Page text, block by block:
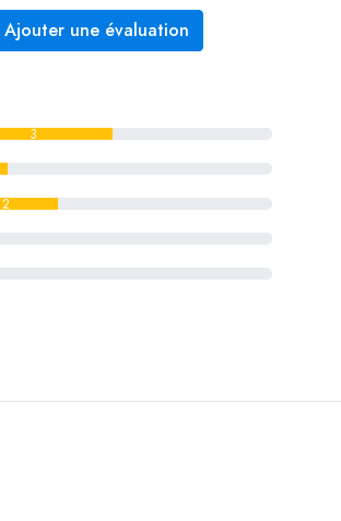
Ajouter une évaluation
3
2